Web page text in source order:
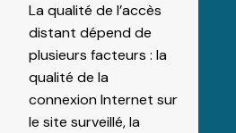
La qualité de l’accès
distant dépend de
plusieurs facteurs : la
qualité de la
connexion Internet sur
le site surveillé, la